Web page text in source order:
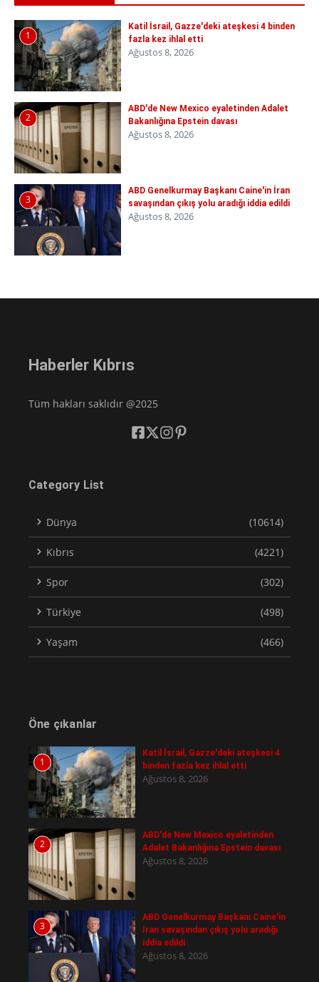
1
Katil İsrail, Gazze'deki ateşkesi 4 binden
fazla kez ihlal etti
Ağustos 8, 2026
2
ABD'de New Mexico eyaletinden Adalet
Bakanlığına Epstein davası
Ağustos 8, 2026
3
ABD Genelkurmay Başkanı Caine'in İran
savaşından çıkış yolu aradığı iddia edildi
Ağustos 8, 2026
Haberler Kıbrıs
Tüm hakları saklıdır @2025
Category List
Dünya (10614)
Kıbrıs (4221)
Spor (302)
Türkiye (498)
Yaşam (466)
Öne çıkanlar
1
Katil İsrail, Gazze'deki ateşkesi 4
binden fazla kez ihlal etti
Ağustos 8, 2026
2
ABD'de New Mexico eyaletinden
Adalet Bakanlığına Epstein davası
Ağustos 8, 2026
3
ABD Genelkurmay Başkanı Caine'in
İran savaşından çıkış yolu aradığı
iddia edildi
Ağustos 8, 2026